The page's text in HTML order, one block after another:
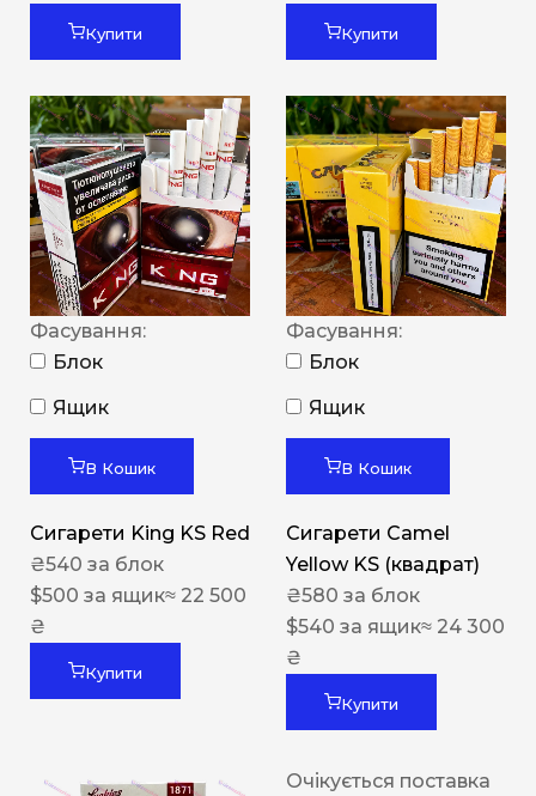
Купити Купити
Фасування:
Блок
Ящик
В Кошик
Сигарети King KS Red
₴540 за блок
$500 за ящик≈ 22 500
₴
Купити
Фасування:
Блок
Ящик
В Кошик
Сигарети Camel
Yellow KS (квадрат)
₴580 за блок
$540 за ящик≈ 24 300
₴
Купити
Очікується поставка